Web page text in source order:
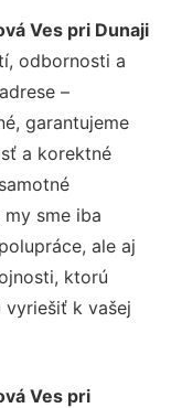
Ves pri Dunaji
odbornosti a
–
garantujeme
a korektné
sme iba
ale aj
ktorú
vyriešiť k vašej
Ves pri